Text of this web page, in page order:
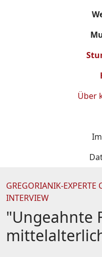
Über
GREGORIANIK-
INTERVIEW
"Ungeahnte